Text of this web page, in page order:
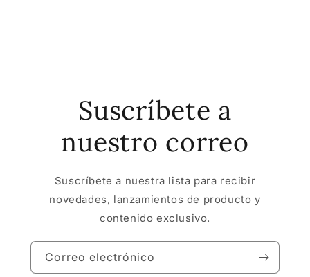
Suscríbete a
nuestro correo
Suscríbete a nuestra lista para recibir
novedades, lanzamientos de producto y
contenido exclusivo.
Correo electrónico